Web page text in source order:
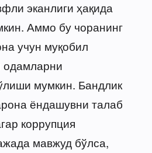
эканлиги ҳақида
Аммо бу чоранинг
учун муқобил
мумкин. Бандлик
ёндашувни талаб
коррупция
мавжуд бўлса,